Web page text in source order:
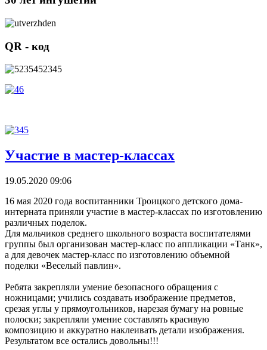
QR - код
Участие в мастер-классах
19.05.2020 09:06
16 мая 2020 года воспитанники Троицкого детского дома-
интерната приняли участие в мастер-классах по изготовлению
различных поделок.
Для мальчиков среднего школьного возраста воспитателями
группы был организован мастер-класс по аппликации «Танк»,
а для девочек мастер-класс по изготовлению объемной
поделки «Веселый павлин».
Ребята закрепляли умение безопасного обращения с
ножницами; учились создавать изображение предметов,
срезая углы у прямоугольников, нарезая бумагу на ровные
полоски; закрепляли умение составлять красивую
композицию и аккуратно наклеивать детали изображения.
Результатом все остались довольны!!!